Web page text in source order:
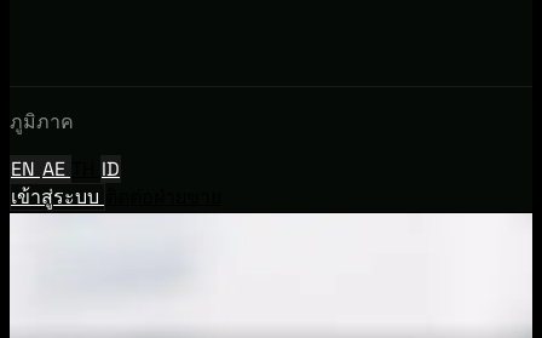
ภูมิภาค
EN AE
ID
เข้าสู่ระบบ